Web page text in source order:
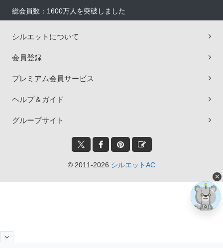
総会員数：1600万人を突破しました
シルエットについて
会員登録
プレミアム会員サービス
ヘルプ＆ガイド
グループサイト
© 2011-2026 シルエットAC
×